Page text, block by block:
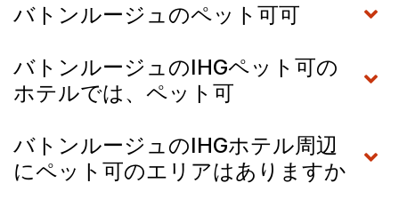
バトンルージュのペット可可
バトンルージュのIHGペット可の
ホテルでは、ペット可
バトンルージュのIHGホテル周辺
にペット可のエリアはありますか